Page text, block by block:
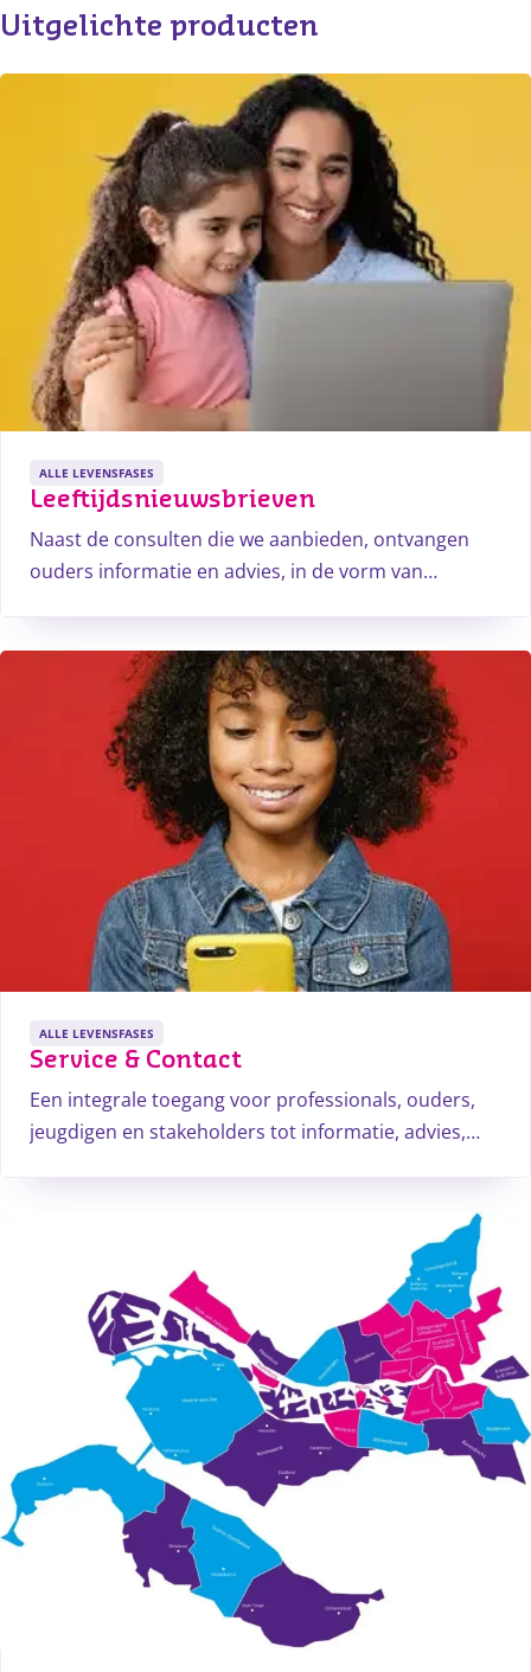
Uitgelichte producten
ALLE LEVENSFASES
Leeftijdsnieuwsbrieven
Naast de consulten die we aanbieden, ontvangen
ouders informatie en advies, in de vorm van
ALLE LEVENSFASES
Service & Contact
Een integrale toegang voor professionals, ouders,
jeugdigen en stakeholders tot informatie, advies,